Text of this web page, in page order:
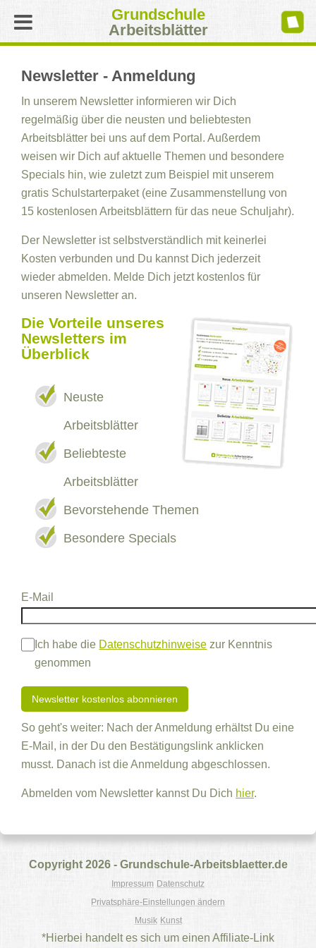
Grundschule
Arbeitsblätter
Newsletter - Anmeldung
In unserem Newsletter informieren wir Dich
regelmäßig über die neusten und beliebtesten
Arbeitsblätter bei uns auf dem Portal. Außerdem
weisen wir Dich auf aktuelle Themen und besondere
Specials hin, wie zuletzt zum Beispiel mit unserem
gratis Schulstarterpaket (eine Zusammenstellung von
15 kostenlosen Arbeitsblättern für das neue Schuljahr).
Der Newsletter ist selbstverständlich mit keinerlei
Kosten verbunden und Du kannst Dich jederzeit
wieder abmelden. Melde Dich jetzt kostenlos für
unseren Newsletter an.
Die Vorteile unseres
Newsletters im
Überblick
Neuste
Arbeitsblätter
Beliebteste
Arbeitsblätter
Bevorstehende Themen
Besondere Specials
E-Mail
Ich habe die Datenschutzhinweise zur Kenntnis
genommen
So geht's weiter: Nach der Anmeldung erhältst Du eine
E-Mail, in der Du den Bestätigungslink anklicken
musst. Danach ist die Anmeldung abgeschlossen.
Abmelden vom Newsletter kannst Du Dich hier.
Copyright 2026 - Grundschule-Arbeitsblaetter.de
Impressum Datenschutz
Privatsphäre-Einstellungen ändern
Musik Kunst
*Hierbei handelt es sich um einen Affiliate-Link